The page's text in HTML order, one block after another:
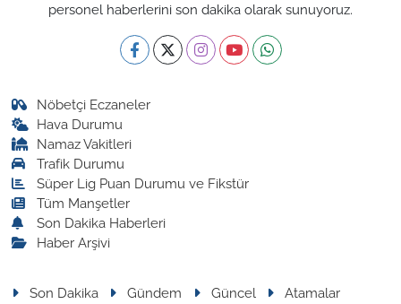
personel haberlerini son dakika olarak sunuyoruz.
Nöbetçi Eczaneler
Hava Durumu
Namaz Vakitleri
Trafik Durumu
Süper Lig Puan Durumu ve Fikstür
Tüm Manşetler
Son Dakika Haberleri
Haber Arşivi
Son Dakika Gündem Güncel Atamalar